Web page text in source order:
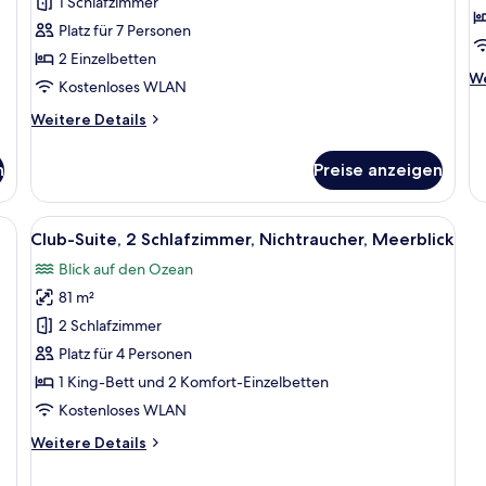
(for
4
people)
anzeigen
Platz für 7 Personen
2 Einzelbetten
Kostenloses WLAN
Weitere Details
Weitere
2 Einzelbetten,
Nichtraucher,
Bergblick
4
people)
Preise anzeigen
einem Nachttisch mit Lampe, einem Telefon und einem Fenster mit Blick
Alle
Fotos
für
Club-
Suite,
2 Schlafzimmer,
Nichtraucher,
Meerblick
Ein großes Bett mit Holz-Kopfstück,
5
Club-Suite, 2 Schlafzimmer, Nichtraucher, Meerblick
Blick auf den Ozean
81 m²
2 Schlafzimmer
Platz für 4 Personen
1 King-Bett und 2 Komfort-Einzelbetten
Kostenloses WLAN
Weitere Details
Weitere